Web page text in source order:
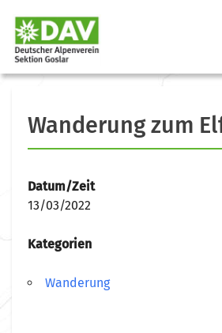
Wanderung zum
Datum/Zeit
13/03/2022
Kategorien
Wanderung